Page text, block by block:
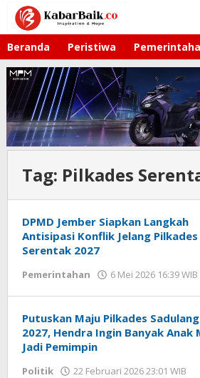
Lewati
konten
Beranda Peristiwa
Tag: Pilkades
DPMD Jember Siapkan Langkah
Antisipasi Konflik Jelang Pilkades
Serentak 2027
Pemerintahan 6 Mei 2026 16:39 WIB
Putuskan Maju Pilkades Sadulang
2027, Hendra Ingin Banyak Anak
Jadi Pemimpin
Politik 22 Februari 2026 23:01 WIB